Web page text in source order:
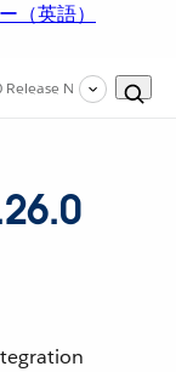
（英語）
Notes